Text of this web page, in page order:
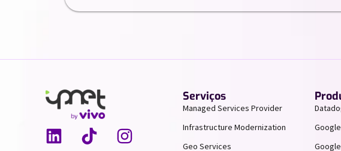
Serviços
Managed Services Provider
Infrastructure Modernization
Geo Services